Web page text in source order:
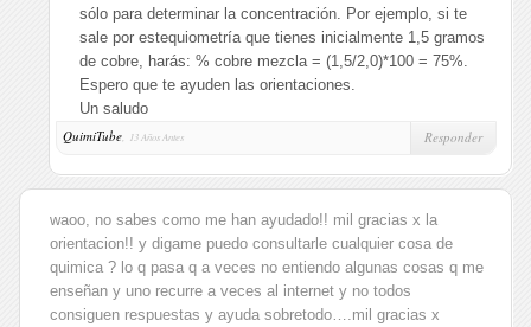
sólo para determinar la concentración. Por ejemplo, si te
sale por estequiometría que tienes inicialmente 1,5 gramos
de cobre, harás: % cobre mezcla = (1,5/2,0)*100 = 75%.
Espero que te ayuden las orientaciones.
Un saludo
QuimiTube, 13 Años Antes Responder
waoo, no sabes como me han ayudado!! mil gracias x la
orientacion!! y digame puedo consultarle cualquier cosa de
quimica ? lo q pasa q a veces no entiendo algunas cosas q me
enseñan y uno recurre a veces al internet y no todos
consiguen respuestas y ayuda sobretodo….mil gracias x